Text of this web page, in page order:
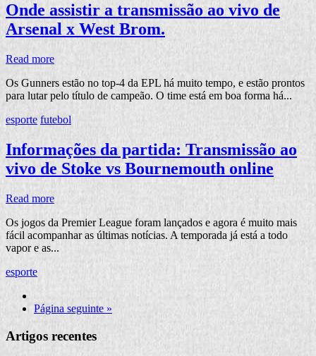
Onde assistir a transmissão ao vivo de
Arsenal x West Brom.
Read more
Os Gunners estão no top-4 da EPL há muito tempo, e estão prontos
para lutar pelo título de campeão. O time está em boa forma há...
esporte futebol
Informações da partida: Transmissão ao
vivo de Stoke vs Bournemouth online
Read more
Os jogos da Premier League foram lançados e agora é muito mais
fácil acompanhar as últimas notícias. A temporada já está a todo
vapor e as...
esporte
Página seguinte »
Artigos recentes